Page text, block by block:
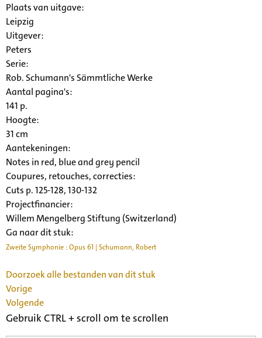
Plaats van uitgave:
Leipzig
Uitgever:
Peters
Serie:
Rob. Schumann's Sämmtliche Werke
Aantal pagina's:
141 p.
Hoogte:
31 cm
Aantekeningen:
Notes in red, blue and grey pencil
Coupures, retouches, correcties:
Cuts p. 125-128, 130-132
Projectfinancier:
Willem Mengelberg Stiftung (Switzerland)
Ga naar dit stuk:
Zweite Symphonie : Opus 61 | Schumann, Robert
Doorzoek alle bestanden van dit stuk
Vorige
Volgende
Gebruik CTRL + scroll om te scrollen